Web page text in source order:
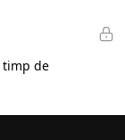
timp de